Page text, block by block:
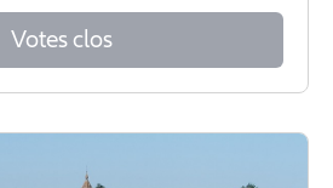
Votes clos